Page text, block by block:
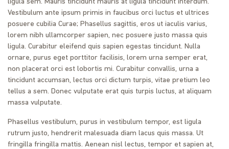
ligula sem. Mauris tincidunt mauris at ligula tincidunt interdum.
Vestibulum ante ipsum primis in faucibus orci luctus et ultrices
posuere cubilia Curae; Phasellus sagittis, eros ut iaculis varius,
lorem nibh ullamcorper sapien, nec posuere justo massa quis
ligula. Curabitur eleifend quis sapien egestas tincidunt. Nulla
ornare, purus eget porttitor facilisis, lorem urna semper erat,
non placerat orci est lobortis mi. Curabitur convallis, urna a
tincidunt accumsan, lectus orci dictum turpis, vitae pretium leo
tellus a sem. Donec vulputate erat quis turpis luctus, at aliquam
massa vulputate.
Phasellus vestibulum, purus in vestibulum tempor, est ligula
rutrum justo, hendrerit malesuada diam lacus quis massa. Ut
fringilla fringilla mattis. Aenean nisl lectus, tempor et sapien at,